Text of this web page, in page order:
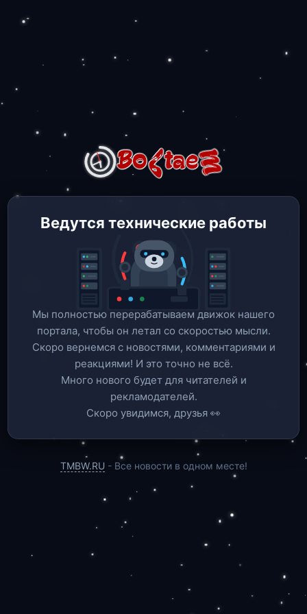
Ведутся технические работы
Мы полностью перерабатываем движок нашего
портала, чтобы он летал со скоростью мысли.
Скоро вернемся c новостями, комментариями и
реакциями! И это точно не всё.
Много нового будет для читателей и
рекламодателей.
Скоро увидимся, друзья 👀
TMBW.RU - Все новости в одном месте!